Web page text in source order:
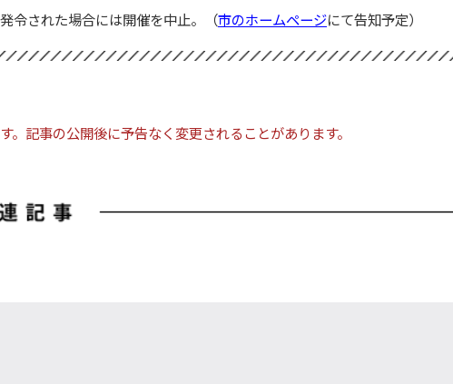
令された場合には開催を中止。（市のホームページにて告知予定）
。記事の公開後に予告なく変更されることがあります。